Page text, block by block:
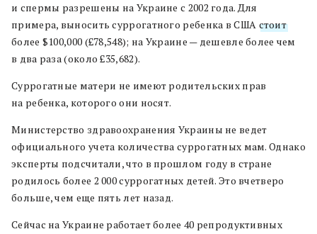
и спермы разрешены на Украине с 2002 года. Для
примера, выносить суррогатного ребенка в США стоит
более $100,000 (£78,548); на Украине — дешевле более чем
в два раза (около £35,682).
Суррогатные матери не имеют родительских прав
на ребенка, которого они носят.
Министерство здравоохранения Украины не ведет
официального учета количества суррогатных мам. Однако
эксперты подсчитали, что в прошлом году в стране
родилось более 2 000 суррогатных детей. Это вчетверо
больше, чем еще пять лет назад.
Сейчас на Украине работает более 40 репродуктивных